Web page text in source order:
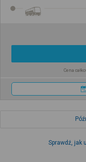
Cena
Sprawdź, jak